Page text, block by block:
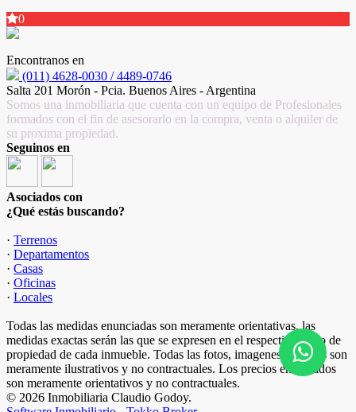
0
Encontranos en
(011) 4628-0030 / 4489-0746
Salta 201 Morón - Pcia. Buenos Aires - Argentina
Somos una inmobiliaria que cuenta con un equipo de Profesionales
formados con el fin de asesorarlo en la compra, venta o alquiler de
su proxima propiedad.
Seguinos en
Asociados con
¿Qué estás buscando?
· Terrenos
· Departamentos
· Casas
· Oficinas
· Locales
Todas las medidas enunciadas son meramente orientativas, las
medidas exactas serán las que se expresen en el respectivo título de
propiedad de cada inmueble. Todas las fotos, imagenes y videos son
meramente ilustrativos y no contractuales. Los precios enunciados
son meramente orientativos y no contractuales.
© 2026 Inmobiliaria Claudio Godoy.